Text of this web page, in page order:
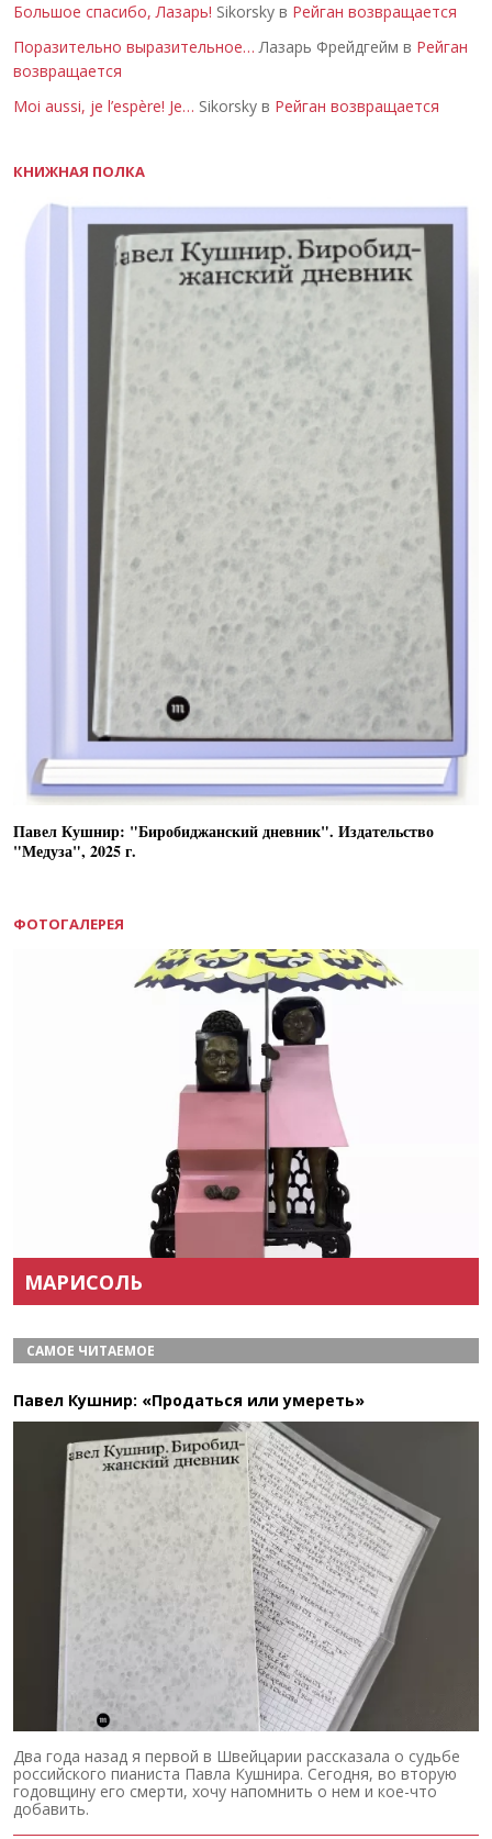
Большое спасибо, Лазарь! Sikorsky в Рейган возвращается
Поразительно выразительное… Лазарь Фрейдгейм в Рейган
возвращается
Moi aussi, je l’espère! Je… Sikorsky в Рейган возвращается
КНИЖНАЯ ПОЛКА
Павел Кушнир: "Биробиджанский дневник". Издательство
"Медуза", 2025 г.
ФОТОГАЛЕРЕЯ
МАРИСОЛЬ
САМОЕ ЧИТАЕМОЕ
Павел Кушнир: «Продаться или умереть»
Два года назад я первой в Швейцарии рассказала о судьбе
российского пианиста Павла Кушнира. Сегодня, во вторую
годовщину его смерти, хочу напомнить о нем и кое-что
добавить.